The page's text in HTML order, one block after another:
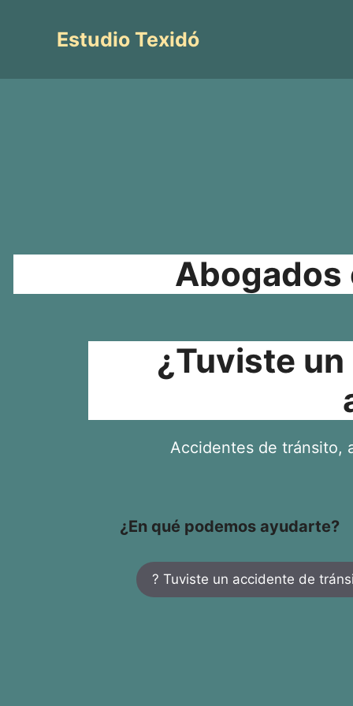
contenidoEstudio Texidó
Abogados
¿Tuviste
Accidentes de tránsito,
¿En qué podemos ayudarte?
? Tuviste un accidente de